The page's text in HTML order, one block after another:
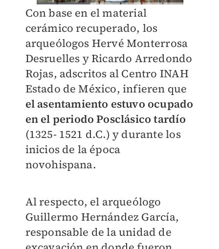
Con base en el material
cerámico recuperado, los
arqueólogos Hervé Monterrosa
Desruelles y Ricardo Arredondo
Rojas, adscritos al Centro INAH
Estado de México, infieren que
el asentamiento estuvo ocupado
en el periodo Posclásico tardío
(1325- 1521 d.C.) y durante los
inicios de la época
novohispana.
Al respecto, el arqueólogo
Guillermo Hernández García,
responsable de la unidad de